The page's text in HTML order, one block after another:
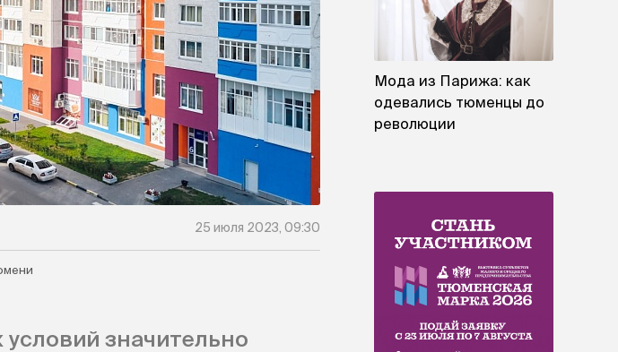
25 июля 2023, 09:30
значительно
Мода из Парижа: как
одевались тюменцы до
революции